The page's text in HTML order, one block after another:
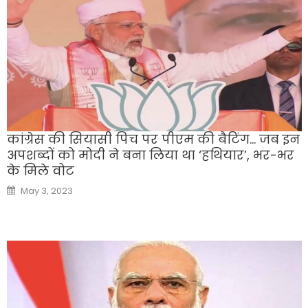
कांग्रेस की सियासी पिच पर पीएम की बैटिंग… जब इन
अपशब्दों को मोदी ने बना लिया था ‘हथियार’, भर-भर
के मिले वोट
Posted
on
May 3, 2023